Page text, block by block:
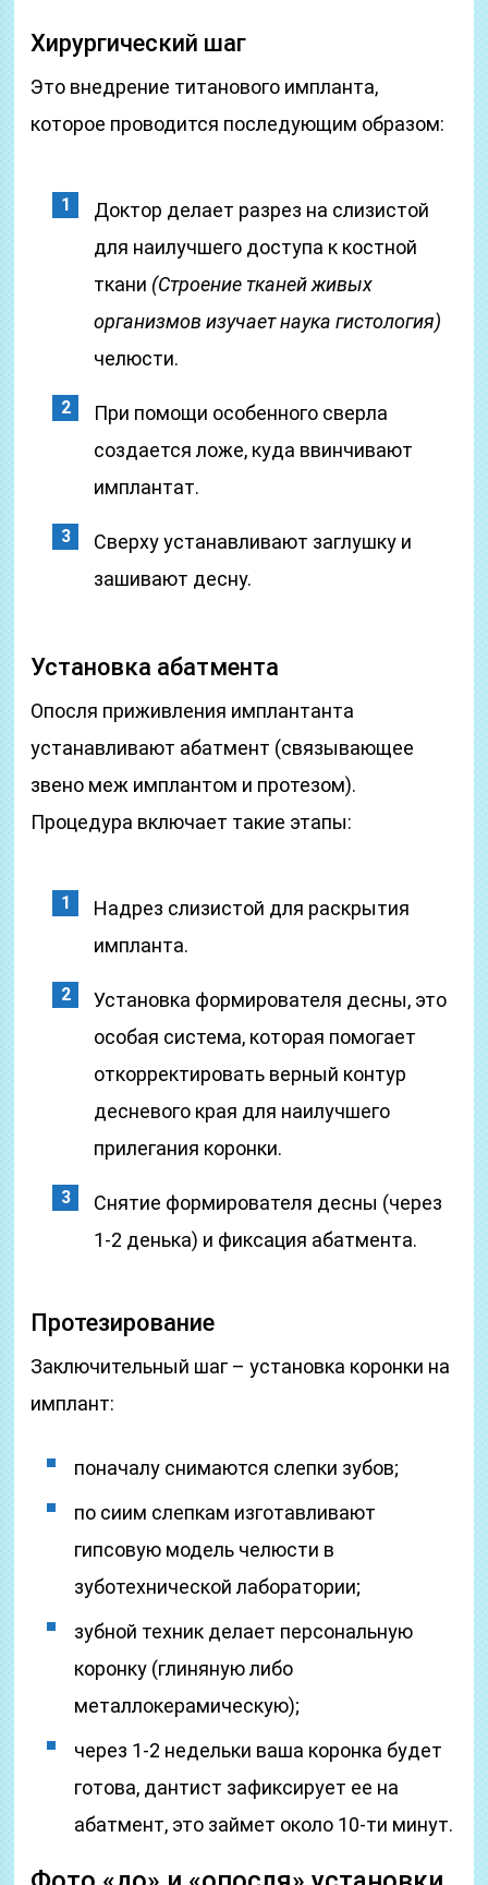
Хирургический шаг
Это внедрение титанового импланта,
которое проводится последующим образом:
Доктор делает разрез на слизистой
для наилучшего доступа к костной
ткани (Строение тканей живых
организмов изучает наука гистология)
челюсти.
При помощи особенного сверла
создается ложе, куда ввинчивают
имплантат.
Сверху устанавливают заглушку и
зашивают десну.
Установка абатмента
Опосля приживления имплантанта
устанавливают абатмент (связывающее
звено меж имплантом и протезом).
Процедура включает такие этапы:
Надрез слизистой для раскрытия
импланта.
Установка формирователя десны, это
особая система, которая помогает
откорректировать верный контур
десневого края для наилучшего
прилегания коронки.
Снятие формирователя десны (через
1-2 денька) и фиксация абатмента.
Протезирование
Заключительный шаг – установка коронки на
имплант:
поначалу снимаются слепки зубов;
по сиим слепкам изготавливают
гипсовую модель челюсти в
зуботехнической лаборатории;
зубной техник делает персональную
коронку (глиняную либо
металлокерамическую);
через 1-2 недельки ваша коронка будет
готова, дантист зафиксирует ее на
абатмент, это займет около 10-ти минут.